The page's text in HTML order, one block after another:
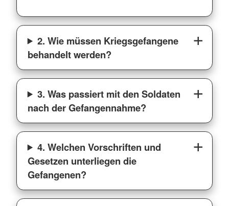
2. Wie müssen Kriegsgefangene
behandelt werden?
3. Was passiert mit den Soldaten
nach der Gefangennahme?
4. Welchen Vorschriften und
Gesetzen unterliegen die
Gefangenen?